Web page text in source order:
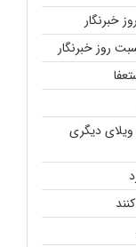
خبرنگار
روز خبرنگار
دیگری